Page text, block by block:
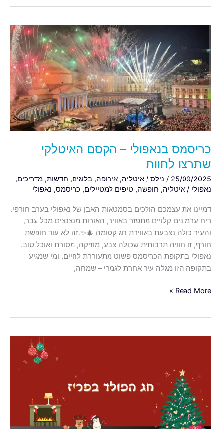
כריסמס בנאפולי – הקסם האיטלקי
שתרצו לחוות
25/09/2025
/ נילס / איטליה, אירופה, בלוגים, חדשות, מדריכים,
נאפולי / איטליה, חופשה, טיפים למטיילים, כריסמס, נאפולי
דמיינו את עצמכם הולכים בסמטאות האבן של נאפולי בערב חורפי.
ריח ערמונים קלויים מתפזר באוויר, האורות מנצנצים מכל עבר,
והעיר כולה נצבעת באווירת חג קסומה 🎄✨.זה לא עוד חופשת
חורף, זו חוויה תרבותית שכולה צבע, מוזיקה, מסורת ואוכל טוב.
נאפולי בתקופת הכריסמס פשוט מתעוררת לחיים, ומי שמגיע
בתקופה הזו מגלה עיר אחרת לגמרי – שמחה,
–
הקסם
האיטלקי
שתרצו
לחוות
Read More »
חגיגה
אור,
קסם
ורומנטיקה